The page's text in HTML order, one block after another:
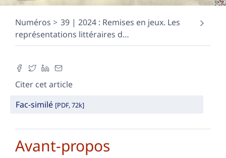
Numéros
39 | 2024 : Remises en jeux. Les
représentations littéraires d…
Citer cet article
Fac-similé [PDF, 72k]
Avant-propos